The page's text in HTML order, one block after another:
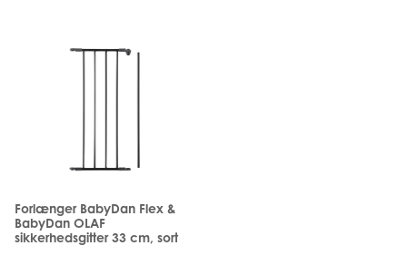
Forlænger BabyDan Flex &
BabyDan OLAF
sikkerhedsgitter 33 cm, sort